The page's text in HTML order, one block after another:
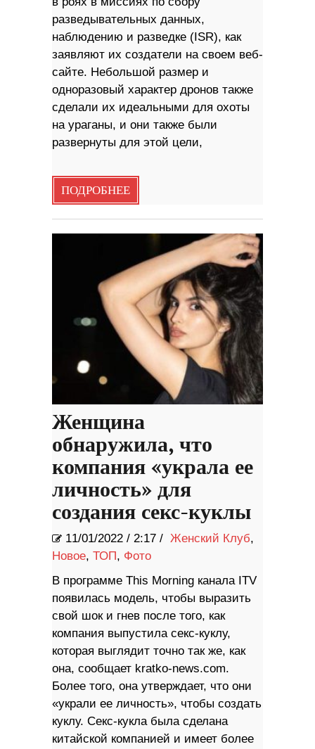
разведывательных данных,
наблюдению и разведке (ISR), как
заявляют их создатели на своем веб-
сайте. Небольшой размер и
одноразовый характер дронов также
сделали их идеальными для охоты
на ураганы, и они также были
развернуты для этой цели,
ПОДРОБНЕЕ
Женщина
обнаружила, что
компания «украла ее
личность» для
создания секс-куклы
11/01/2022 / 2:17 / Женский Клуб,
Новое, ТОП, Фото
В программе This Morning канала ITV
появилась модель, чтобы выразить
свой шок и гнев после того, как
компания выпустила секс-куклу,
которая выглядит точно так же, как
она, сообщает kratko-news.com.
Более того, она утверждает, что они
«украли ее личность», чтобы создать
куклу. Секс-кукла была сделана
китайской компанией и имеет более